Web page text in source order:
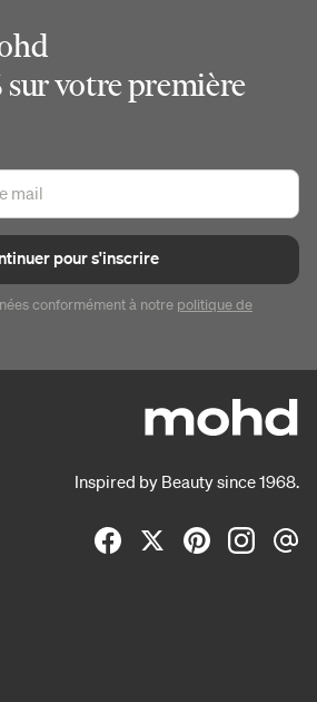
sur votre première
pour s'inscrire
conformément à notre politique de
Inspired by Beauty since 1968.